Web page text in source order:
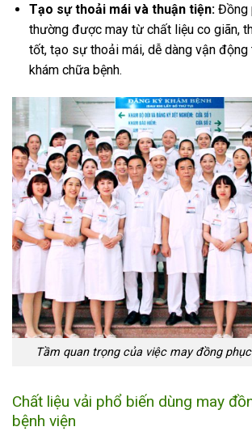
Tạo sự thoải mái và thuận tiện: Đồng
thường được may từ chất liệu co giãn,
tốt, tạo sự thoải mái, dễ dàng vận động
khám chữa bệnh.
Tầm quan trọng của việc may đồng
Chất liệu vải phổ biến dùng may
bệnh viện